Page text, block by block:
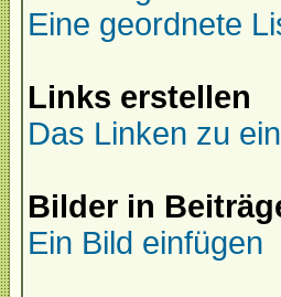
Eine geordnete
Links erstellen
Das Linken zu
Bilder in
Ein Bild einfügen